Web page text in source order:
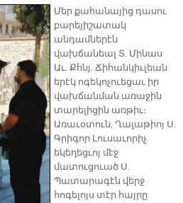
Մեր քահանայից դասու
բարեյիշատակ
անդամներէն
վախճանեալ Տ. Մինաս
Աւ. Քհնյ. Ճիհանկիւլեան
երէկ ոգեկոչուեցաւ իր
վախճանման առաջին
տարելիցին առթիւ։
Առաւօտուն, Ղալաթիոյ Ս.
Գրիգոր Լուսաւորիչ
եկեղեցւոյ մէջ
մատուցուած Ս.
Պատարագէն վերջ
հոգելոյս տէր հայրը